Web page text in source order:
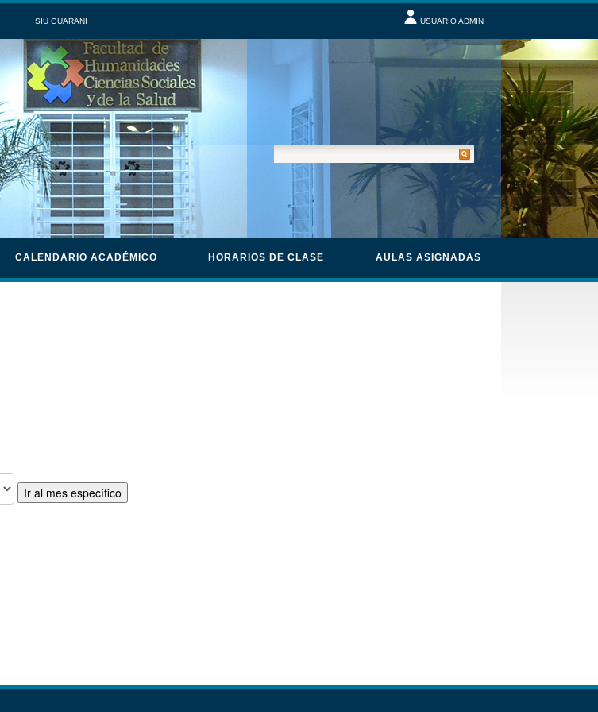
SIU GUARANI USUARIO ADMIN
CALENDARIO ACADÉMICO HORARIOS DE CLASE AULAS ASIGNADAS
Ir al mes específico